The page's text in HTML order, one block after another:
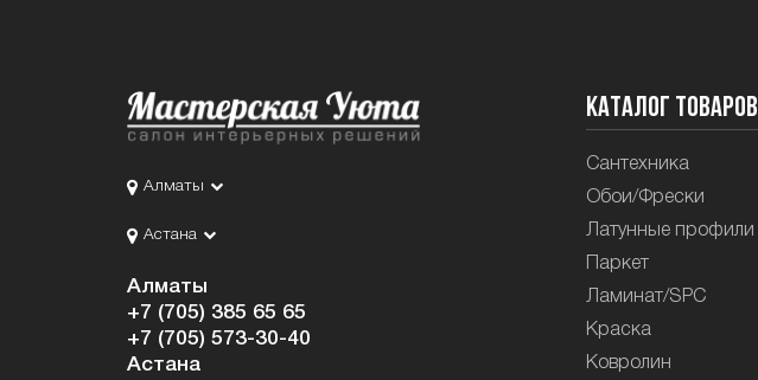
Алматы
Астана
Алматы
+7 (705) 385 65 65
+7 (705) 573-30-40
Астана
Каталог товаров
Сантехника
Обои/Фрески
Латунные профили
Паркет
Ламинат/SPC
Краска
Ковролин